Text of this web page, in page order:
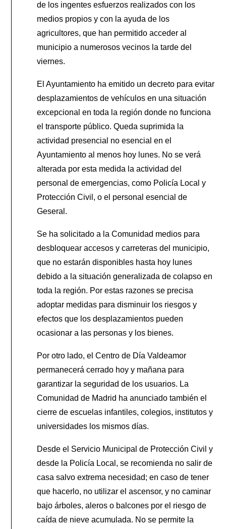
de los ingentes esfuerzos realizados con los
medios propios y con la ayuda de los
agricultores, que han permitido acceder al
municipio a numerosos vecinos la tarde del
viernes.
El Ayuntamiento ha emitido un decreto para evitar
desplazamientos de vehículos en una situación
excepcional en toda la región donde no funciona
el transporte público. Queda suprimida la
actividad presencial no esencial en el
Ayuntamiento al menos hoy lunes. No se verá
alterada por esta medida la actividad del
personal de emergencias, como Policía Local y
Protección Civil, o el personal esencial de
Geseral.
Se ha solicitado a la Comunidad medios para
desbloquear accesos y carreteras del municipio,
que no estarán disponibles hasta hoy lunes
debido a la situación generalizada de colapso en
toda la región. Por estas razones se precisa
adoptar medidas para disminuir los riesgos y
efectos que los desplazamientos pueden
ocasionar a las personas y los bienes.
Por otro lado, el Centro de Día Valdeamor
permanecerá cerrado hoy y mañana para
garantizar la seguridad de los usuarios. La
Comunidad de Madrid ha anunciado también el
cierre de escuelas infantiles, colegios, institutos y
universidades los mismos días.
Desde el Servicio Municipal de Protección Civil y
desde la Policía Local, se recomienda no salir de
casa salvo extrema necesidad; en caso de tener
que hacerlo, no utilizar el ascensor, y no caminar
bajo árboles, aleros o balcones por el riesgo de
caída de nieve acumulada. No se permite la